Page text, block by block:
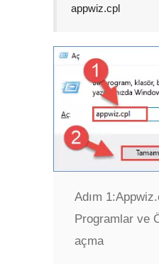
appwiz.cpl
Adım 1:
Programlar ve
açma